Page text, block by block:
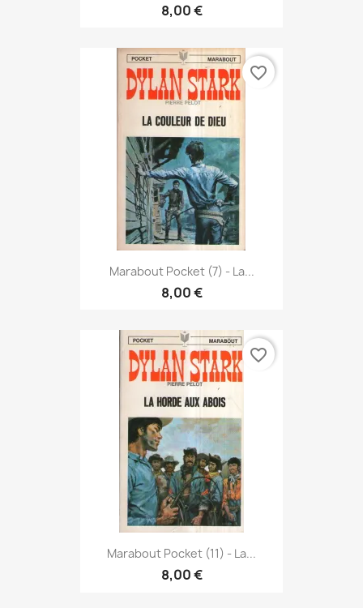
8,00 €
Marabout Pocket (7) - La...
8,00 €
favorite_border
Marabout Pocket (11) - La...
8,00 €
favorite_border